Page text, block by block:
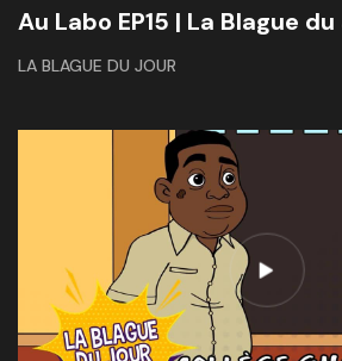
Au Labo EP15 | La Blague
LA BLAGUE DU JOUR